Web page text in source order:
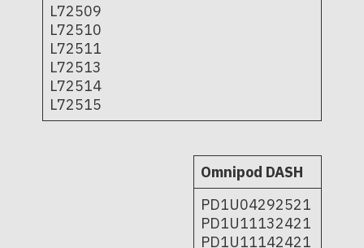
L72509
L72510
L72511
L72513
L72514
L72515
Omnipod DASH
PD1U04292521
PD1U11132421
PD1U11142421